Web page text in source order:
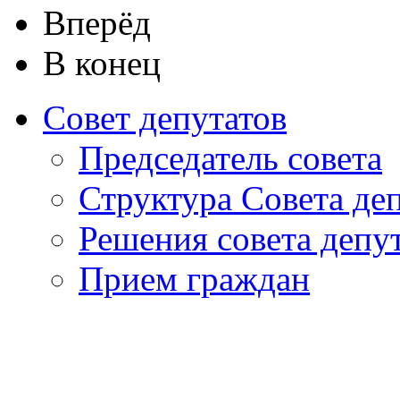
Вперёд
В конец
Совет депутатов
Председатель совета
Структура Совета
Решения совета
Прием граждан